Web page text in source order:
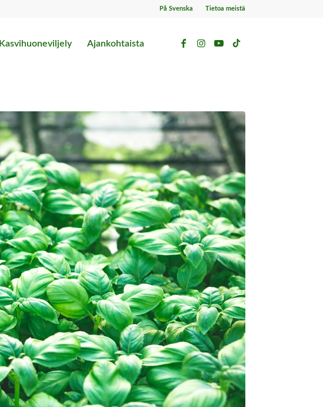
På Svenska Tietoa meistä
Kasvihuoneviljely Ajankohtaista